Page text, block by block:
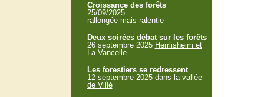
Croissance des forêts
25/09/2025
rallongée mais ralentie
Deux soirées débat sur les forêts
26 septembre 2025 Herrlisheim et
La Vancelle
Les forestiers se redressent
12 septembre 2025 dans la vallée
de Villé